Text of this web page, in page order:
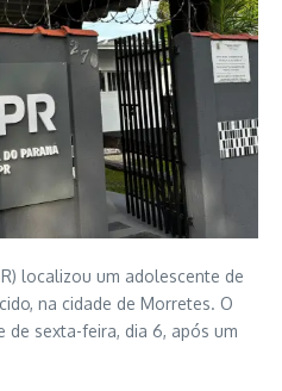
localizou um adolescente de
na cidade de Morretes. O
sexta-feira, dia 6, após um